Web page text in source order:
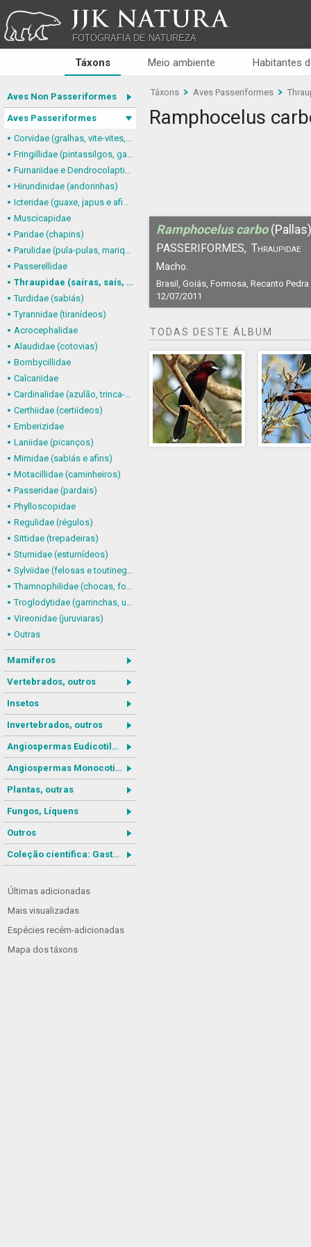
JJK NATURA
FOTOGRAFIA DE NATUREZA
Táxons Meio ambiente Habitantes
Aves Non Passeriformes
Aves Passeriformes
Corvidae (gralhas, vite-vites, juruviaras e afins)
Fringillidae (pintassilgos, gaturamos e afins)
Furnariidae e Dendrocolaptidae (joães, limpa-folhas, arapaçus e afins)
Hirundinidae (andorinhas)
Icteridae (guaxe, japus e afins)
Muscicapidae
Paridae (chapins)
Parulidae (pula-pulas, mariquitas e afins)
Passerellidae
Thraupidae (saíras, saís, tiês, sanhaçus e afins)
Turdidae (sabiás)
Tyrannidae (tiranídeos)
Acrocephalidae
Alaudidae (cotovias)
Bombycillidae
Calcariidae
Cardinalidae (azulão, trinca-ferro-verdadeiro e afins)
Certhiidae (certiídeos)
Emberizidae
Laniidae (picanços)
Mimidae (sabiás e afins)
Motacillidae (caminheiros)
Passeridae (pardais)
Phylloscopidae
Regulidae (régulos)
Sittidae (trepadeiras)
Sturnidae (esturnídeos)
Sylviidae (felosas e toutinegras)
Thamnophilidae (chocas, formigueiros, chororós e afins)
Troglodytidae (garrinchas, uirapurus e afins)
Vireonidae (juruviaras)
Outras
Mamíferos
Vertebrados, outros
Insetos
Invertebrados, outros
Angiospermas Eudicotiledôneas
Angiospermas Monocotiledôneas
Plantas, outras
Fungos, Líquens
Outros
Coleção científica: Gastrotricha
Últimas adicionadas
Mais visualizadas
Espécies recém-adicionadas
Mapa dos táxons
Táxons Aves Passeriformes
Ramphocelus
Ramphocelus carbo (Pallas)
PASSERIFORMES, Thraupidae
Macho.
Brasil, Goiás, Formosa, Recanto Pedra
12/07/2011
TODAS DESTE ÁLBUM